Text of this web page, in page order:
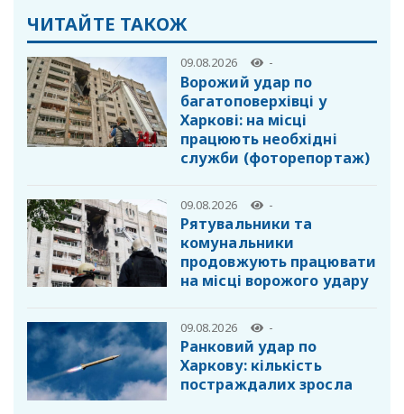
ЧИТАЙТЕ ТАКОЖ
09.08.2026 -
Ворожий удар по
багатоповерхівці у
Харкові: на місці
працюють необхідні
служби (фоторепортаж)
09.08.2026 -
Рятувальники та
комунальники
продовжують працювати
на місці ворожого удару
09.08.2026 -
Ранковий удар по
Харкову: кількість
постраждалих зросла